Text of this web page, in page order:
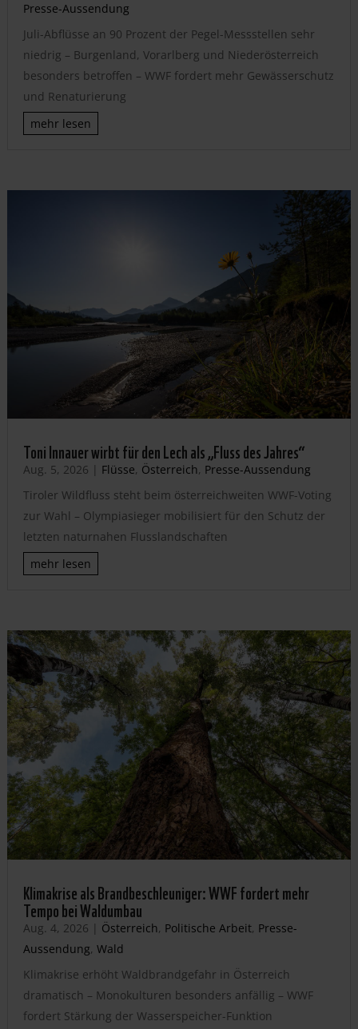
Presse-Aussendung
Juli-Abflüsse an 90 Prozent der Pegel-Messstellen sehr
niedrig – Burgenland, Vorarlberg und Niederösterreich
besonders betroffen – WWF fordert mehr Gewässerschutz
und Renaturierung
mehr lesen
Toni Innauer wirbt für den Lech als „Fluss des Jahres“
Aug. 5, 2026 | Flüsse, Österreich, Presse-Aussendung
Tiroler Wildfluss steht beim österreichweiten WWF-Voting
zur Wahl – Olympiasieger mobilisiert für den Schutz der
letzten naturnahen Flusslandschaften
mehr lesen
Klimakrise als Brandbeschleuniger: WWF fordert mehr
Tempo bei Waldumbau
Aug. 4, 2026 | Österreich, Politische Arbeit, Presse-
Aussendung, Wald
Klimakrise erhöht Waldbrandgefahr in Österreich
dramatisch – Monokulturen besonders anfällig – WWF
fordert Stärkung der Wasserspeicher-Funktion